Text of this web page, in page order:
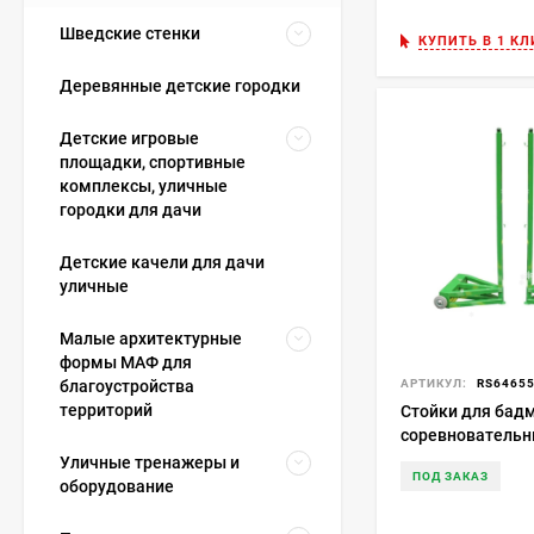
КУПИТЬ В 1
АРТИКУЛ: RS64655
Стойки для
(модель АТ262)
ПОД ЗАКАЗ
Шведские стенки
Деревянные детские городки
Детские игровые
площадки, спортивные
комплексы, уличные
городки для дачи
Детские качели для дачи
уличные
Малые архитектурные
формы МАФ для
благоустройства
территорий
Уличные тренажеры и
оборудование